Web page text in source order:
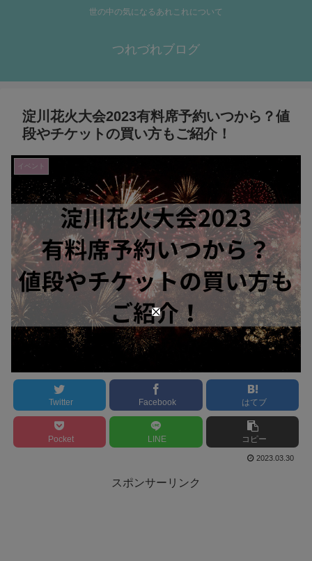
世の中の気になるあれこれについて
つれづれブログ
淀川花火大会2023有料席予約いつから？値
段やチケットの買い方もご紹介！
イベント
Twitter Facebook はてブ
Pocket LINE コピー
2023.03.30
スポンサーリンク